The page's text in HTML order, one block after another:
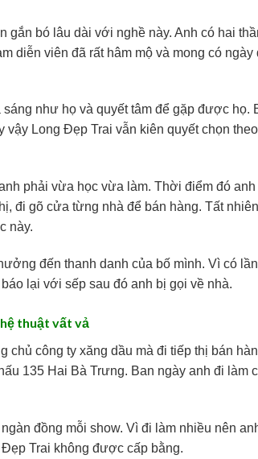
gắn bó lâu dài với nghề này. Anh có hai
diễn viên đã rất hâm mộ và mong có
như họ và quyết tâm để gặp được họ.
vậy Long Đẹp Trai vẫn kiên quyết chọn
phải vừa học vừa làm. Thời điểm đó anh
đi gõ cửa từng nhà để bán hàng. Tất
này.
đến thanh danh của bố mình. Vì có
lại với sếp sau đó anh bị gọi về nhà.
thuật vất vả
chủ công ty xăng dầu mà đi tiếp thị bán
135 Hai Bà Trưng. Ban ngày anh đi làm
đồng mỗi show. Vì đi làm nhiều nên
Trai không được cấp bằng.